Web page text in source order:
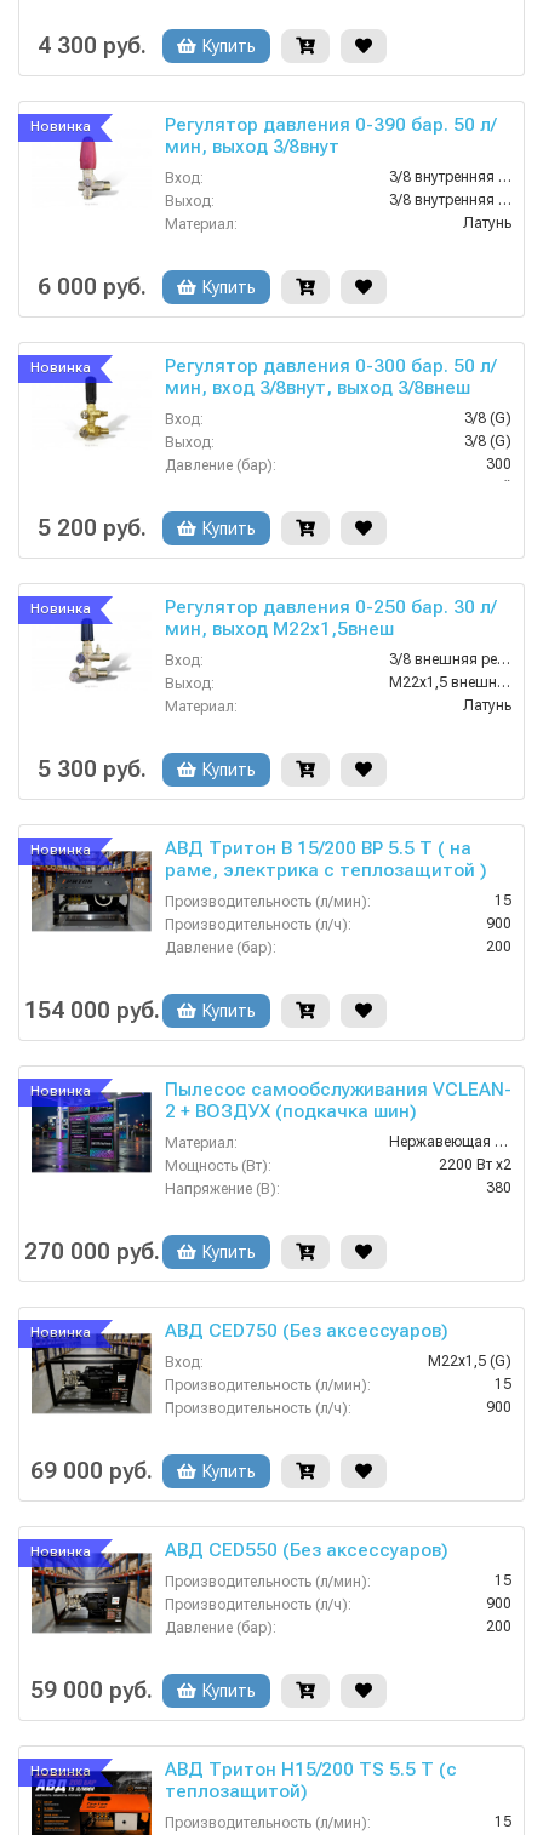
Давление (бар):
4 300 руб. Купить
Новинка
Регулятор давления 0-390 бар. 50 л/
мин, выход 3/8внут
Вход:
3/8 внутренняя резьба
Выход:
3/8 внутренняя резьба
Материал:
Латунь
Производительность (л/ч):
6 000 руб. Купить
Новинка
Регулятор давления 0-300 бар. 50 л/
мин, вход 3/8внут, выход 3/8внеш
Вход:
3/8 (G)
Выход:
3/8 (G)
Давление (бар):
300
5 200 руб. Купить
Новинка
Регулятор давления 0-250 бар. 30 л/
мин, выход M22х1,5внеш
Вход:
3/8 внешняя резьба
Выход:
M22х1,5 внешняя резьба
Материал:
Латунь
Производительность (л/ч):
5 300 руб. Купить
Новинка
АВД Тритон B 15/200 BP 5.5 T ( на
раме, электрика с теплозащитой )
Производительность (л/мин):
15
Производительность (л/ч):
900
Давление (бар):
200
Страна-производитель:
154 000 руб. Купить
Новинка
Пылесос самообслуживания VCLEAN-
2 + ВОЗДУХ (подкачка шин)
Материал:
Нержавеющая Сталь
Мощность (Вт):
2200 Вт x2
Напряжение (В):
380
Гарантия:
270 000 руб. Купить
Новинка АВД CED750 (Без аксессуаров)
Вход:
M22х1,5 (G)
Производительность (л/мин):
15
Производительность (л/ч):
900
Вес, кг:
69 000 руб. Купить
Новинка АВД CED550 (Без аксессуаров)
Производительность (л/мин):
15
Производительность (л/ч):
900
Давление (бар):
200
Страна-производитель:
59 000 руб. Купить
Новинка
АВД Тритон H15/200 TS 5.5 T (с
теплозащитой)
Производительность (л/мин):
15